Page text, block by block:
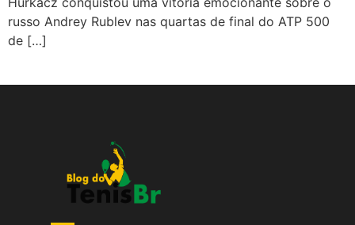
russo Andrey Rublev nas quartas de final do ATP 500
de […]